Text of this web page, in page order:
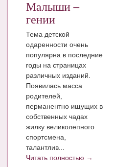
КНИГИ
Рекомендовано
ПСИХОЛОГИЯ
ЗДОРОВЬЕ
МОДА И КРАСОТА
КОНКУРСЫ
СООБЩЕСТВА
БЛОГИ
Малыши –
гении
Тема детской
одаренности очень
популярна в последние
годы на страницах
различных изданий.
Появилась масса
родителей,
перманентно ищущих в
собственных чадах
жилку великолепного
спортсмена,
талантлив...
Читать полностью →